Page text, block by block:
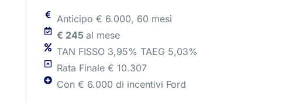
Anticipo € 6.000, 60 mesi
€ 245al mese
TAN FISSO 3,95% TAEG 5,03%
Rata Finale € 10.307
Con € 6.000 di incentivi Ford